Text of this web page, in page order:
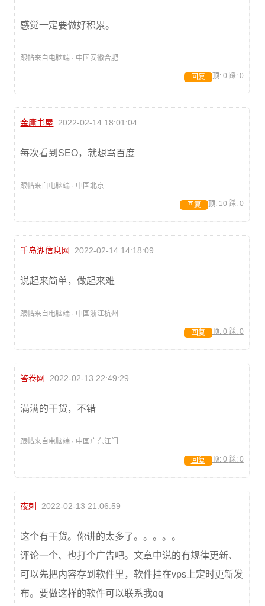
感觉一定要做好积累。
跟帖来自电脑端 · 中国安徽合肥
顶: 0 踩: 0
回复
金庸书屋 2022-02-14 18:01:04
每次看到SEO，就想骂百度
跟帖来自电脑端 · 中国北京
顶: 10 踩: 0
回复
千岛湖信息网 2022-02-14 14:18:09
说起来简单，做起来难
跟帖来自电脑端 · 中国浙江杭州
顶: 0 踩: 0
回复
答卷网 2022-02-13 22:49:29
满满的干货，不错
跟帖来自电脑端 · 中国广东江门
顶: 0 踩: 0
回复
夜刺 2022-02-13 21:06:59
这个有干货。你讲的太多了。。。。。
评论一个、也打个广告吧。文章中说的有规律更新、
可以先把内容存到软件里，软件挂在vps上定时更新发
布。要做这样的软件可以联系我qq